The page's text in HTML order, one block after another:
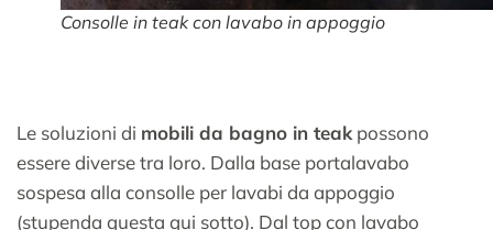
Consolle in teak con lavabo in appoggio
Le soluzioni di mobili da bagno in teak possono
essere diverse tra loro. Dalla base portalavabo
sospesa alla consolle per lavabi da appoggio
(stupenda questa qui sotto). Dal top con lavabo